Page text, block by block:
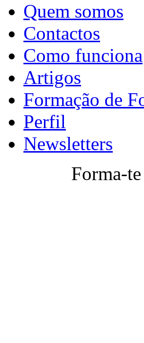
Quem somos
Contactos
Como funciona
Artigos
Formação de
Perfil
Newsletters
Forma-